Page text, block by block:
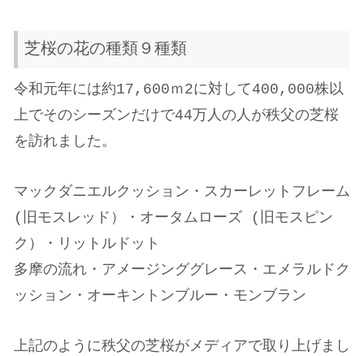
芝桜の花の種類９種類
令和元年には約17,600ｍ2に対して400,000株以
上でそのシーズンだけで44万人の人が秩父の芝桜
を訪れました。
マックダニエルクッション・スカーレットフレーム
(旧モスレッド）・オータムローズ (旧モスピン
ク）・リットルドット
多摩の流れ・アメージンググレース・エメラルドク
ッション・オーキントンブルー・モンブラン
上記のように秩父の芝桜がメディアで取り上げまし